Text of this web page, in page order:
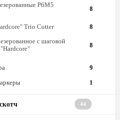
Р6М5
8
Trio Cutter 8
с шаговой
8
9
1
44